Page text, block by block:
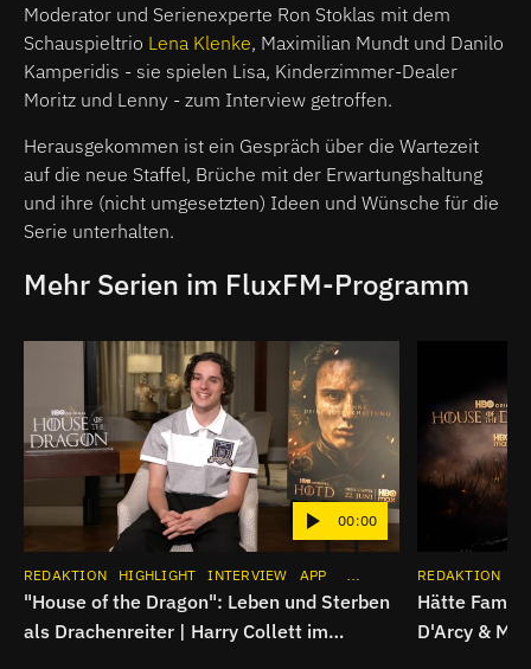
Moderator und Serienexperte Ron Stoklas mit dem
Schauspieltrio Lena Klenke, Maximilian Mundt und Danilo
Kamperidis - sie spielen Lisa, Kinderzimmer-Dealer
Moritz und Lenny - zum Interview getroffen.
Herausgekommen ist ein Gespräch über die Wartezeit
auf die neue Staffel, Brüche mit der Erwartungshaltung
und ihre (nicht umgesetzten) Ideen und Wünsche für die
Serie unterhalten.
Mehr Serien im FluxFM-Programm
00:00
REDAKTION HIGHLIGHT INTERVIEW APP INSTAGRAM
"House of the Dragon": Leben und Sterben
als Drachenreiter | Harry Collett im
REDAKTION
Hätte
D'Arcy &